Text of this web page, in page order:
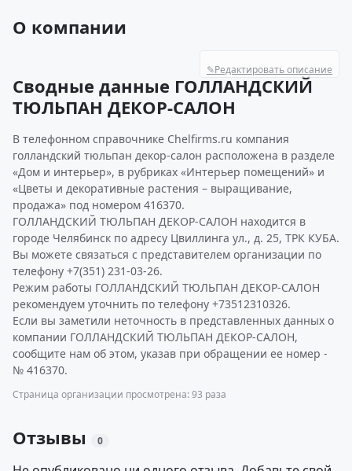
О компании
✎Редактировать описание
Сводные данные ГОЛЛАНДСКИЙ
ТЮЛЬПАН ДЕКОР-САЛОН
В телефонном справочнике Chelfirms.ru компания
голландский тюльпан декор-салон расположена в разделе
«Дом и интерьер», в рубриках «Интерьер помещений» и
«Цветы и декоративные растения – выращивание,
продажа» под номером 416370.
ГОЛЛАНДСКИЙ ТЮЛЬПАН ДЕКОР-САЛОН находится в
городе Челябинск по адресу Цвиллинга ул., д. 25, ТРК КУБА.
Вы можете связаться с представителем организации по
телефону +7(351) 231-03-26.
Режим работы ГОЛЛАНДСКИЙ ТЮЛЬПАН ДЕКОР-САЛОН
рекомендуем уточнить по телефону +73512310326.
Если вы заметили неточность в представленных данных о
компании ГОЛЛАНДСКИЙ ТЮЛЬПАН ДЕКОР-САЛОН,
сообщите нам об этом, указав при обращении ее номер -
№ 416370.
Страница организации просмотрена: 93 раза
Отзывы 0